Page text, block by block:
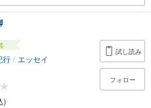
行 / エッセイ
)
試し読み
フォロー